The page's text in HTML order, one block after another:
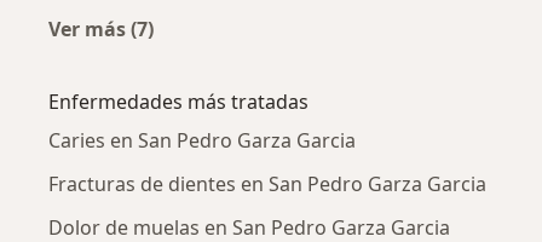
Ver más (7)
Enfermedades más tratadas
Caries en San Pedro Garza Garcia
Fracturas de dientes en San Pedro Garza Garcia
Dolor de muelas en San Pedro Garza Garcia